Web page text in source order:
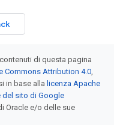
di questa pagina
Commons Attribution 4.0,
in base alla licenza Apache
del sito di Google
Oracle e/o delle sue